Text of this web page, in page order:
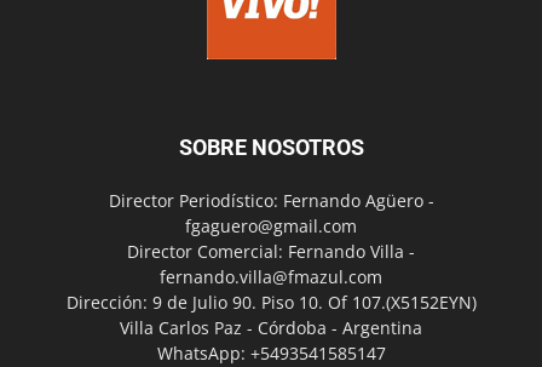
SOBRE NOSOTROS
Director Periodístico: Fernando Agüero -
fgaguero@gmail.com
Director Comercial: Fernando Villa -
fernando.villa@fmazul.com
Dirección: 9 de Julio 90. Piso 10. Of 107.(X5152EYN)
Villa Carlos Paz - Córdoba - Argentina
WhatsApp: +5493541585147